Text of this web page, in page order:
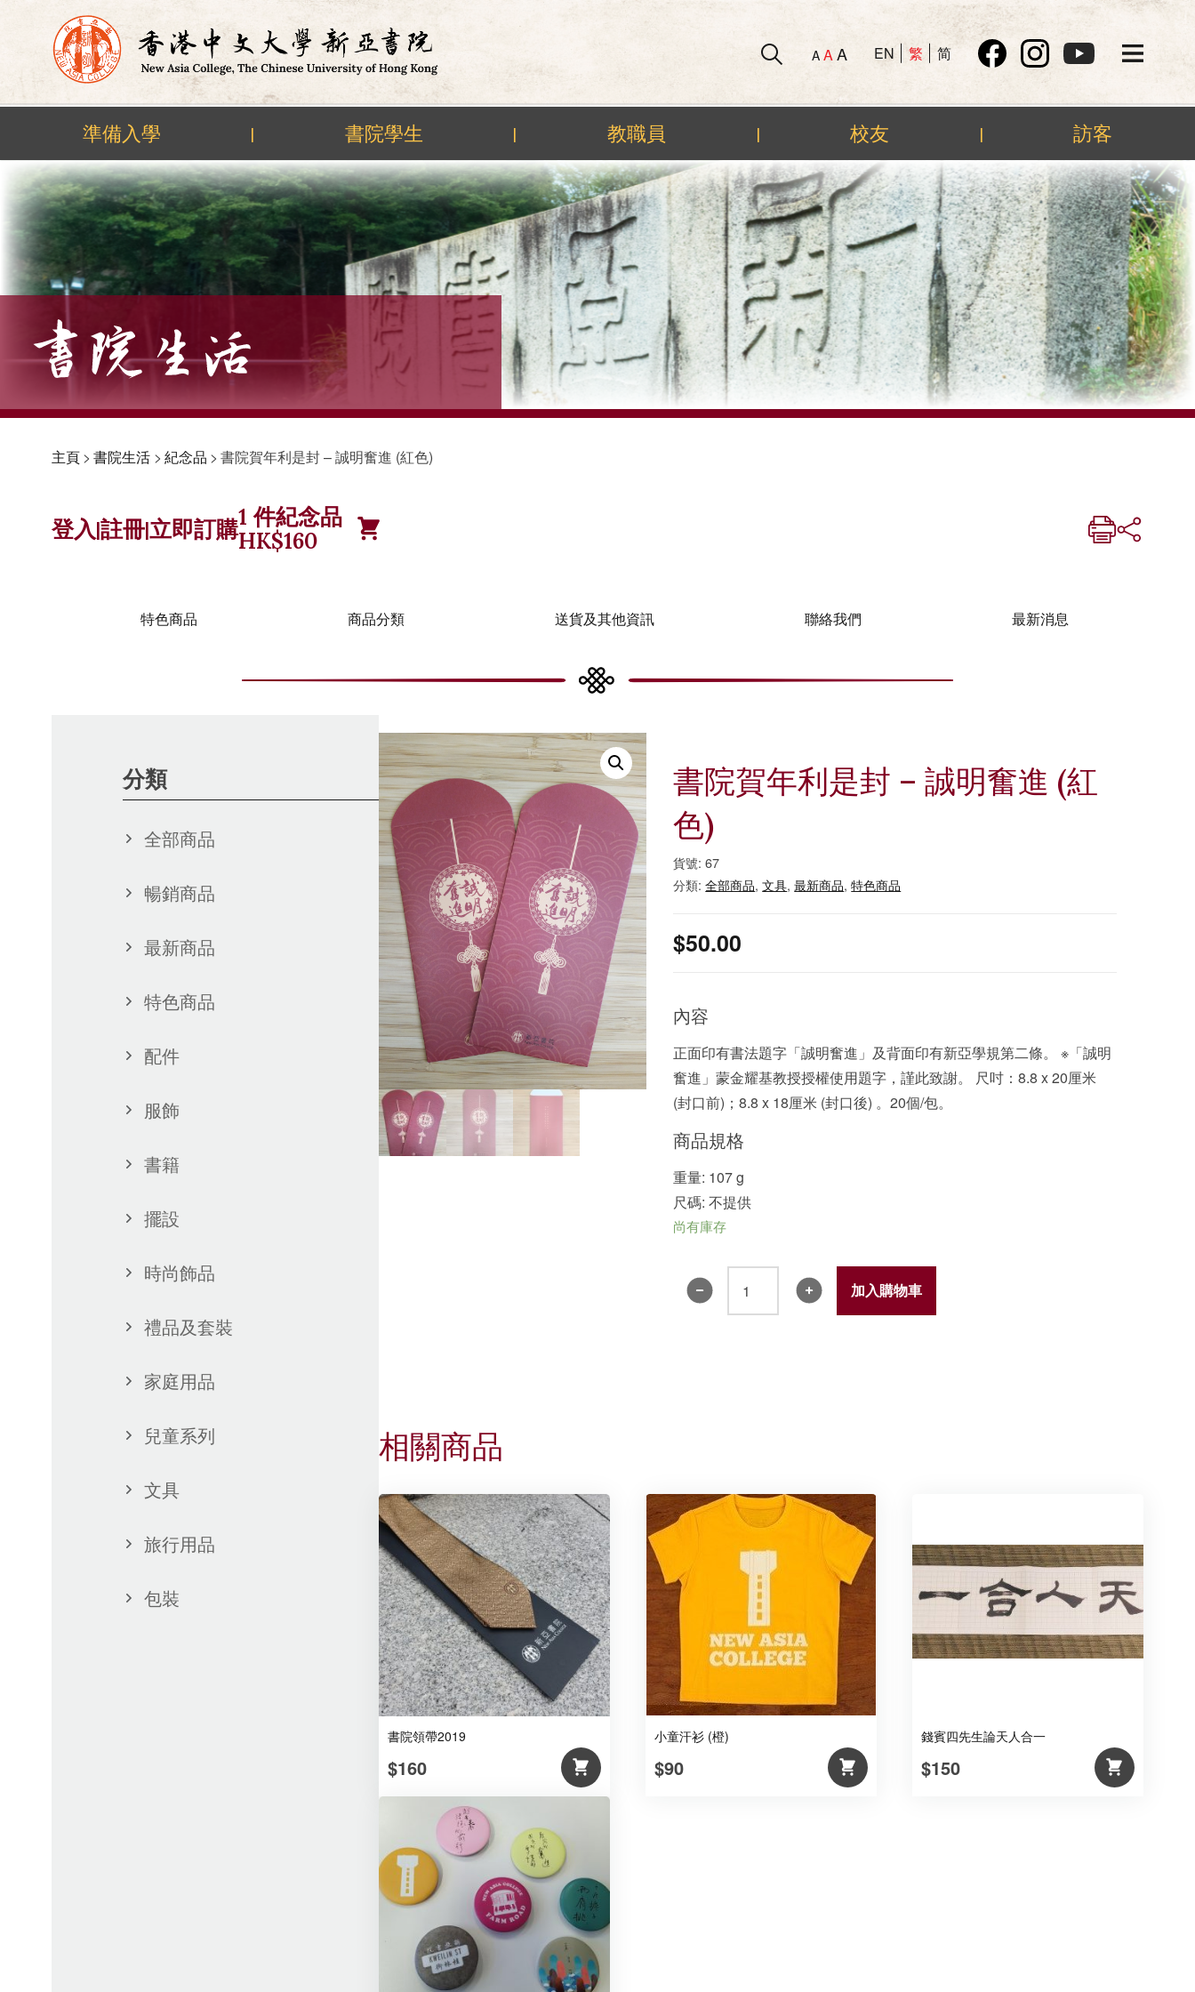
Skip
content
A AA EN 繁 简
準備入學 | 書院學生 | 教職員 | 校友 | 訪客
主頁> 書院生活 > 紀念品 > 書院賀年利是封 – 誠明奮進 (紅色)
登入|註冊|立即訂購1 件紀念品
HK$160
特色商品 商品分類 送貨及其他資訊 聯絡我們 最新消息
分類
全部商品
暢銷商品
最新商品
特色商品
配件
服飾
書籍
擺設
時尚飾品
禮品及套裝
家庭用品
兒童系列
文具
旅行用品
包裝
書院賀年利是封 – 誠明奮進 (紅
色)
貨號:67
分類:全部商品,文具,最新商品,特色商品
$50.00
內容
正面印有書法題字「誠明奮進」及背面印有新亞學規第二條。 ※「誠明
奮進」蒙金耀基教授授權使用題字，謹此致謝。 尺吋：8.8 x 20厘米
(封口前)；8.8 x 18厘米 (封口後) 。20個/包。
商品規格
重量: 107 g
尺碼: 不提供
尚有庫存
明
進
(紅
量
加入購物車
相關商品
書院領帶2019
$160
小童汗衫 (橙)
$90
錢賓四先生論天人合一
$150